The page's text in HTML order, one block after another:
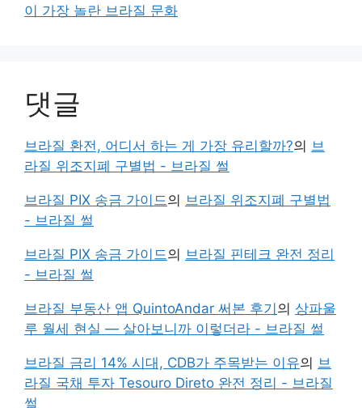
이 가장 놀란 브라질 문화
댓글
브라질 환전, 어디서 하는 게 가장 유리할까?의 브
라질 위조지폐 구별법 - 브라질 썰
브라질 PIX 송금 가이드의 브라질 위조지폐 구별법
- 브라질 썰
브라질 PIX 송금 가이드의 브라질 핀테크 완전 정리
- 브라질 썰
브라질 부동산 앱 QuintoAndar 써본 후기 의 상파울
루 월세 현실 — 살아보니까 이렇더라 - 브라질 썰
브라질 금리 14% 시대, CDB가 주목받는 이유의 브
라질 국채 투자 Tesouro Direto 완전 정리 - 브라질
썰